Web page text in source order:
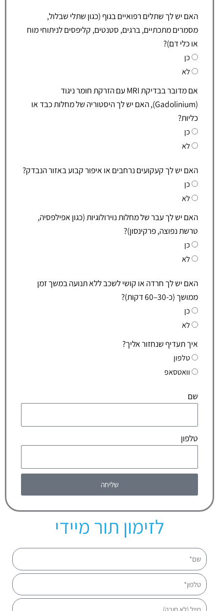
האם יש לך שתלים רפואיים בגוף (כגון שתלי שבלול,
מסמרים מתכתיים, ברגים, סטנטים, קליפסים לניתוחי מוח
או כלי דם)?
כן
לא
אם מדובר בבדיקת MRI עם הזרקת חומר ניגוד
(Gadolinium), האם יש לך היסטוריה של מחלות כבד או
כליות?
כן
לא
האם יש לך קעקועים נרחבים או איפור קבוע באזור הנבדק?
כן
לא
האם יש לך עבר של מחלות נוירולוגיות (כגון אפילפסיה,
טרשת נפוצה, פרקינסון)?
כן
לא
האם יש לך חרדה או קושי לשכב ללא תנועה במשך זמן
ממושך (כ-30–60 דקות)?
כן
לא
איך תעדיף שנחזור אליך?
טלפון
וואטסאפ
שם
טלפון
שליחה
לזימון תור מיידי
שם
טלפון
מייל